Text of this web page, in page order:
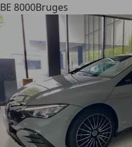
BE 8000Bruges